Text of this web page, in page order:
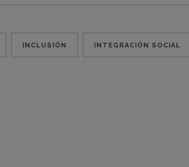
INCLUSIÓN INTEGRACIÓN SOCIAL